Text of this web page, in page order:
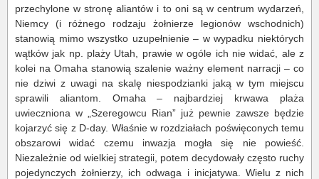
przechylone w stronę aliantów i to oni są w centrum wydarzeń,
Niemcy (i różnego rodzaju żołnierze legionów wschodnich)
stanowią mimo wszystko uzupełnienie – w wypadku niektórych
wątków jak np. plaży Utah, prawie w ogóle ich nie widać, ale z
kolei na Omaha stanowią szalenie ważny element narracji – co
nie dziwi z uwagi na skalę niespodzianki jaką w tym miejscu
sprawili aliantom. Omaha – najbardziej krwawa plaża
uwieczniona w „Szeregowcu Rian” już pewnie zawsze będzie
kojarzyć się z D-day. Właśnie w rozdziałach poświęconych temu
obszarowi widać czemu inwazja mogła się nie powieść.
Niezależnie od wielkiej strategii, potem decydowały często ruchy
pojedynczych żołnierzy, ich odwaga i inicjatywa. Wielu z nich